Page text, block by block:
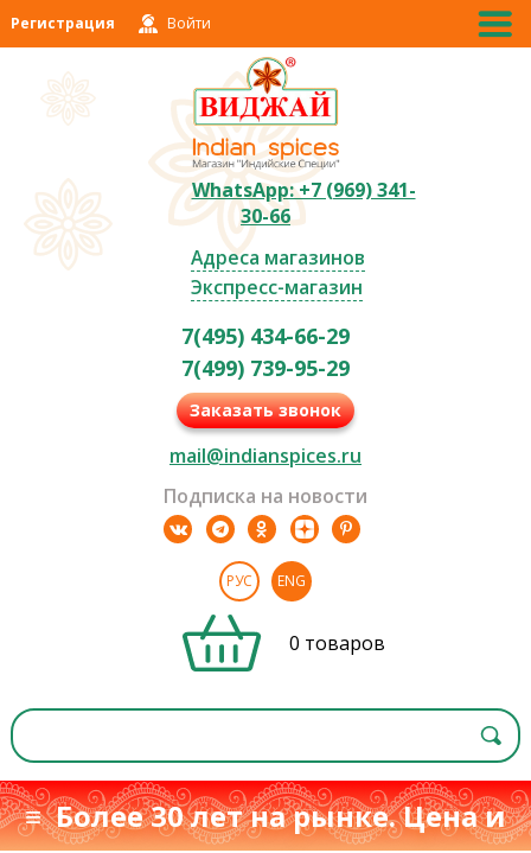
Регистрация Войти
WhatsApp: +7 (969) 341-
30-66
Адреса магазинов
Экспресс-магазин
7(495) 434-66-29
7(499) 739-95-29
Заказать звонок
mail@indianspices.ru
Подписка на новости
РУС ENG
0 товаров
≡ Более 30 лет на рынке. Цена и